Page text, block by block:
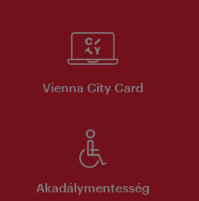
Vienna City Card
Akadálymentesség